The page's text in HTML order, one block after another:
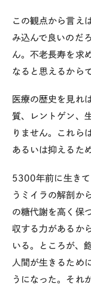
この観点から言え
み込んで良いのだ
ん。不老長寿を求
なると思えるからで
医療の歴史を見れ
質、レントゲン、
りません。これら
あるいは抑えるた
5300年前に生き
うミイラの解剖か
の糖代謝を高く保
収する力があるか
いる。ところが、
人間が生きるため
うになった。それ